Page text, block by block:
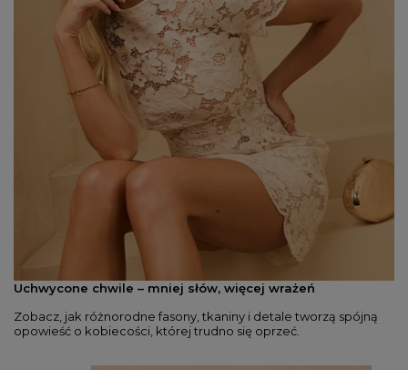
Uchwycone chwile – mniej słów, więcej wrażeń
Zobacz, jak różnorodne fasony, tkaniny i detale tworzą spójną
opowieść o kobiecości, której trudno się oprzeć.